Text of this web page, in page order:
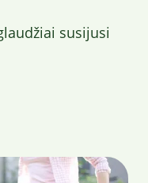
susijusi